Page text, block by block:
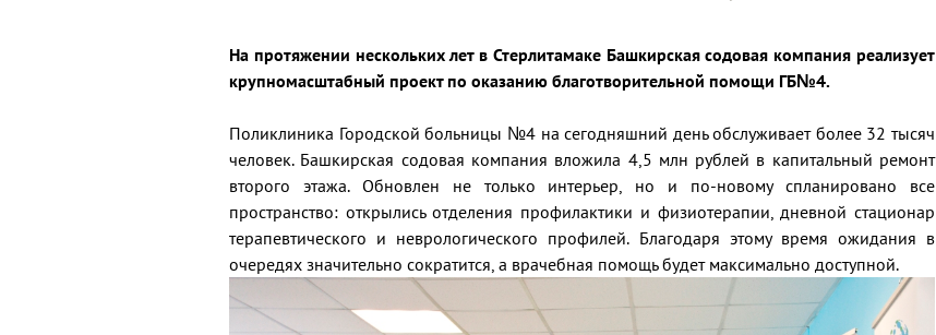
На протяжении нескольких лет в Стерлитамаке Башкирская содовая компания реализует
крупномасштабный проект по оказанию благотворительной помощи ГБ№4.
Поликлиника Городской больницы №4 на сегодняшний день обслуживает более 32 тысяч
человек. Башкирская содовая компания вложила 4,5 млн рублей в капитальный ремонт
второго этажа. Обновлен не только интерьер, но и по-новому спланировано все
пространство: открылись отделения профилактики и физиотерапии, дневной стационар
терапевтического и неврологического профилей. Благодаря этому время ожидания в
очередях значительно сократится, а врачебная помощь будет максимально доступной.